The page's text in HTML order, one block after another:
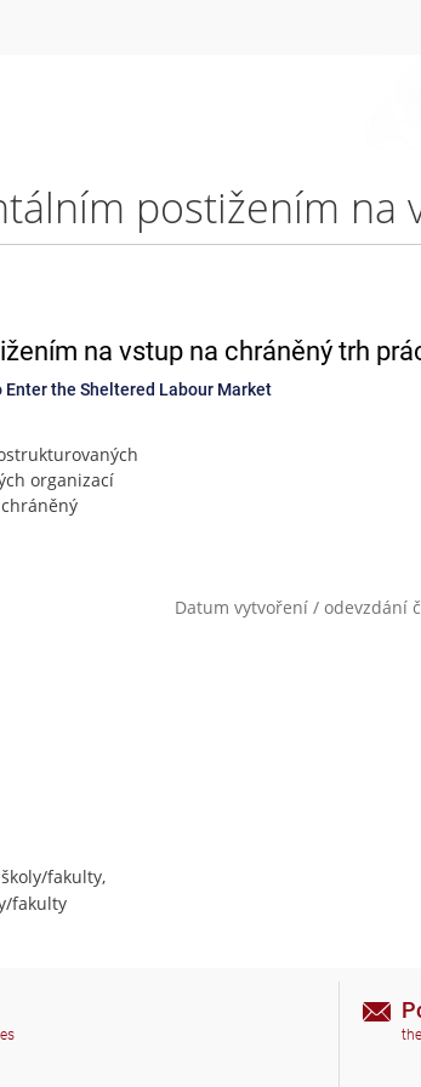
na vstup na chráněný trh
the Sheltered Labour Market
organizací
Datum vytvoření / odevzdání
fakulty,
fakulty